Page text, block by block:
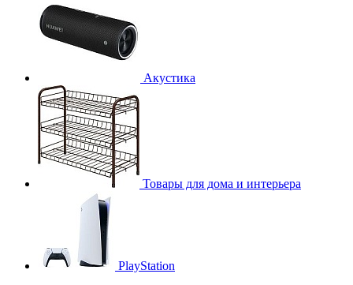
Акустика
Товары для дома и интерьера
PlayStation